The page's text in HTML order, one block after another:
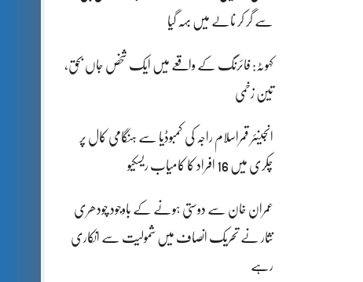
سے گر کر نالے میں بہہ گیا
کہوٹہ: فائرنگ کے واقعے میں ایک شخص جاں بحق،
تین زخمی
انجینئر قمراسلام راجہ کی کمبوڈیا سے ہنگامی کال پر
چکری میں 16 افراد کا کامیاب ریسکیو
عمران خان سے دوستی ہونے کے باوجود چودھری
نثار نے تحریک انصاف میں شمولیت سے انکاری
رہے